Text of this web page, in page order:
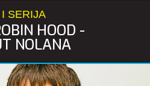
SERIJA
HOOD -
NOLANA